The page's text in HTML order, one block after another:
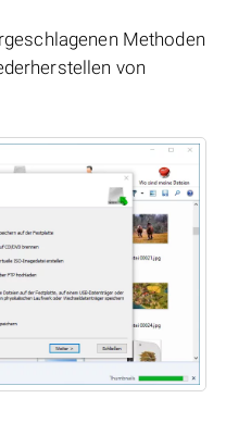
Methoden
von